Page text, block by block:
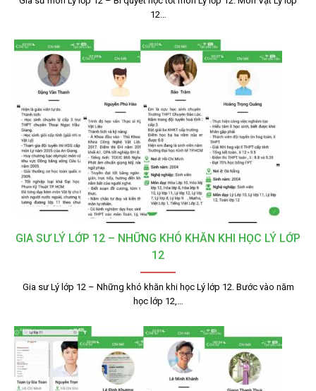
12…
GIA SƯ LÝ LỚP 12 – NHỮNG KHÓ KHĂN KHI HỌC LÝ LỚP
12
Gia sư Lý lớp 12 – Những khó khăn khi học Lý lớp 12. Bước vào năm
học lớp 12,…